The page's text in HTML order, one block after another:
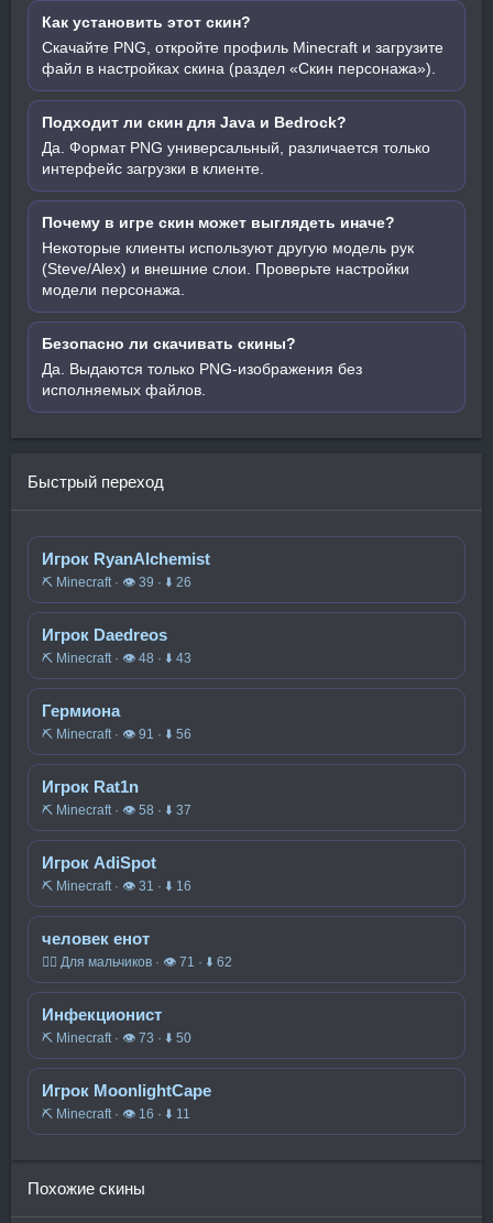
Как установить этот скин?
Скачайте PNG, откройте профиль Minecraft и загрузите
файл в настройках скина (раздел «Скин персонажа»).
Подходит ли скин для Java и Bedrock?
Да. Формат PNG универсальный, различается только
интерфейс загрузки в клиенте.
Почему в игре скин может выглядеть иначе?
Некоторые клиенты используют другую модель рук
(Steve/Alex) и внешние слои. Проверьте настройки
модели персонажа.
Безопасно ли скачивать скины?
Да. Выдаются только PNG-изображения без
исполняемых файлов.
Быстрый переход
Игрок RyanAlchemist
⛏️ Minecraft · 👁 39 · ⬇ 26
Игрок Daedreos
⛏️ Minecraft · 👁 48 · ⬇ 43
Гермиона
⛏️ Minecraft · 👁 91 · ⬇ 56
Игрок Rat1n
⛏️ Minecraft · 👁 58 · ⬇ 37
Игрок AdiSpot
⛏️ Minecraft · 👁 31 · ⬇ 16
человек енот
🧍‍♂️ Для мальчиков · 👁 71 · ⬇ 62
Инфекционист
⛏️ Minecraft · 👁 73 · ⬇ 50
Игрок MoonlightCape
⛏️ Minecraft · 👁 16 · ⬇ 11
Похожие скины